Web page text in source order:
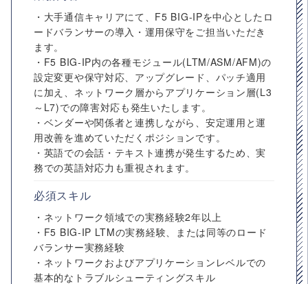
・大手通信キャリアにて、F5 BIG-IPを中心としたロ
ードバランサーの導入・運用保守をご担当いただき
ます。
・F5 BIG-IP内の各種モジュール(LTM/ASM/AFM)の
設定変更や保守対応、アップグレード、パッチ適用
に加え、ネットワーク層からアプリケーション層(L3
～L7)での障害対応も発生いたします。
・ベンダーや関係者と連携しながら、安定運用と運
用改善を進めていただくポジションです。
・英語での会話・テキスト連携が発生するため、実
務での英語対応力も重視されます。
必須スキル
・ネットワーク領域での実務経験2年以上
・F5 BIG-IP LTMの実務経験、または同等のロード
バランサー実務経験
・ネットワークおよびアプリケーションレベルでの
基本的なトラブルシューティングスキル